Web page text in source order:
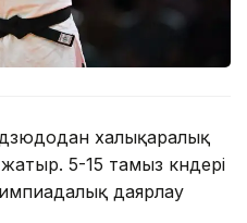
халықаралық
5-15 тамыз күндері
даярлау